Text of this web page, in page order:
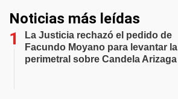
Noticias más leídas
La Justicia rechazó el pedido de
Facundo Moyano para levantar la
perimetral sobre Candela Arizaga